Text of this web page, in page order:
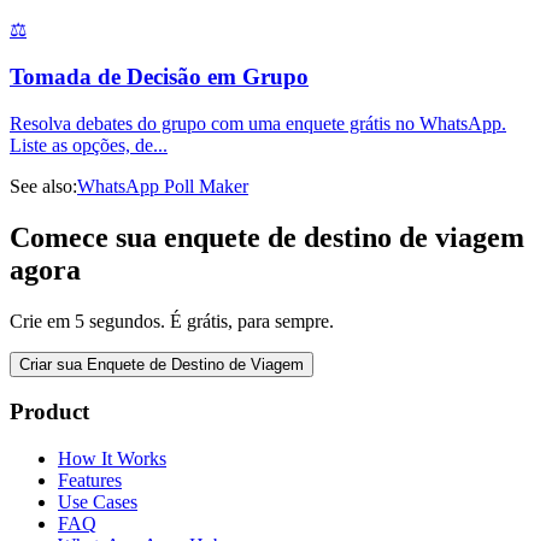
⚖️
Tomada de Decisão em Grupo
Resolva debates do grupo com uma enquete grátis no WhatsApp.
Liste as opções, de...
See also:WhatsApp Poll Maker
Comece sua enquete de destino de viagem
agora
Crie em 5 segundos. É grátis, para sempre.
Criar sua Enquete de Destino de Viagem
Product
How It Works
Features
Use Cases
FAQ